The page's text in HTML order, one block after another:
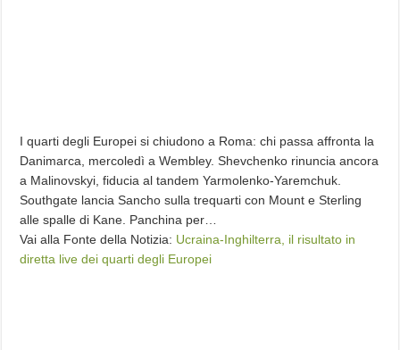
I quarti degli Europei si chiudono a Roma: chi passa affronta la
Danimarca, mercoledì a Wembley. Shevchenko rinuncia ancora
a Malinovskyi, fiducia al tandem Yarmolenko-Yaremchuk.
Southgate lancia Sancho sulla trequarti con Mount e Sterling
alle spalle di Kane. Panchina per…
Vai alla Fonte della Notizia: Ucraina-Inghilterra, il risultato in
diretta live dei quarti degli Europei